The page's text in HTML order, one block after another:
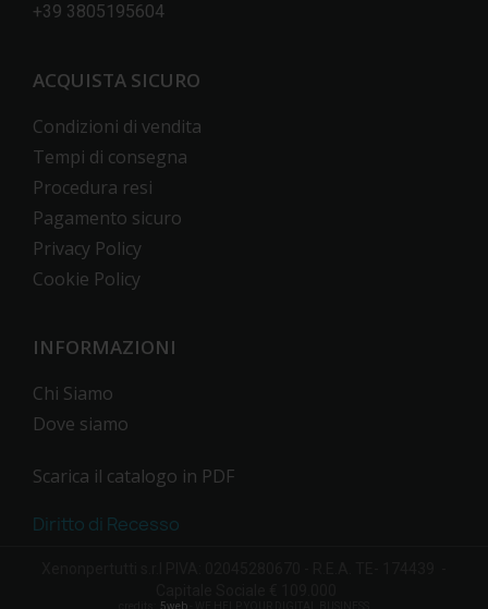
+39 3805195604
ACQUISTA SICURO
Condizioni di vendita
Tempi di consegna
Procedura resi
Pagamento sicuro
Privacy Policy
Cookie Policy
INFORMAZIONI
Chi Siamo
Dove siamo
Scarica il catalogo in PDF
Diritto di Recesso
5web